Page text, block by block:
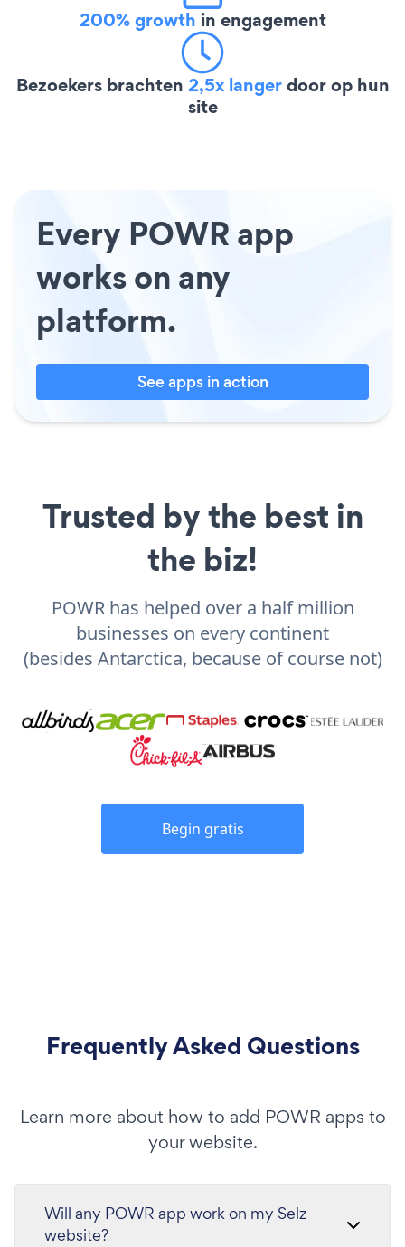
200% growth in engagement
Bezoekers brachten 2,5x langerdoor op hun
site
Every POWR app
works on any
platform.
See apps in action
Trusted by the best in
the biz!
POWR has helped over a half million
businesses on every continent
(besides Antarctica, because of course not)
Begin gratis
Frequently Asked Questions
Learn more about how to add POWR apps to
your website.
Will any POWR app work on my Selz
website?